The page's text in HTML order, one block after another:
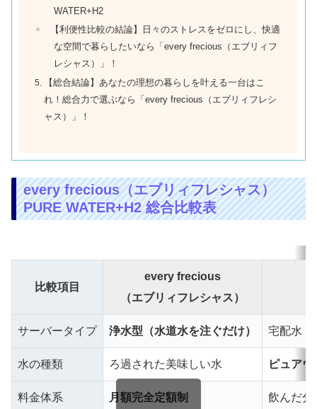
WATER+H2
【利便性比較の結論】日々のストレスをゼロにし、快適
な空間で暮らしたいなら「every frecious（エブリィフ
レシャス）」！
【総合結論】あなたの理想の暮らしを叶える一台はこ
れ！総合力で選ぶなら「every frecious（エブリィフレシ
ャス）」！
every frecious（エブリィフレシャス）
PURE WATER+H2 総合比較表
比較項目
every frecious
（エブリィフレシャス）
サーバータイプ 浄水型（水道水を注ぐだけ） 宅配水（
水の種類 ろ過された美味しい水 ピュア
料金体系 月額完全定額制 飲んだ分